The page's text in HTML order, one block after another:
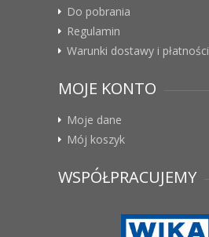
Do pobrania
Regulamin
Warunki dostawy i płatności
MOJE KONTO
Moje dane
Mój koszyk
WSPÓŁPRACUJEMY